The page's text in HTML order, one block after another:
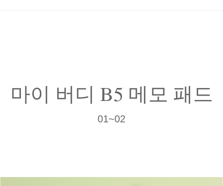
마이 버디 B5 메모 패드
01~02